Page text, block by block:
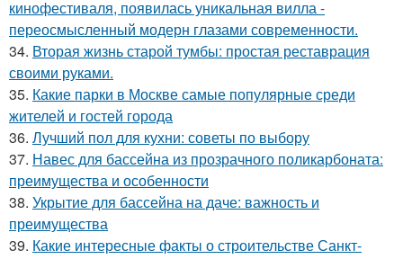
кинофестиваля, появилась уникальная вилла -
переосмысленный модерн глазами современности.
34. Вторая жизнь старой тумбы: простая реставрация
своими руками.
35. Какие парки в Москве самые популярные среди
жителей и гостей города
36. Лучший пол для кухни: советы по выбору
37. Навес для бассейна из прозрачного поликарбоната:
преимущества и особенности
38. Укрытие для бассейна на даче: важность и
преимущества
39. Какие интересные факты о строительстве Санкт-